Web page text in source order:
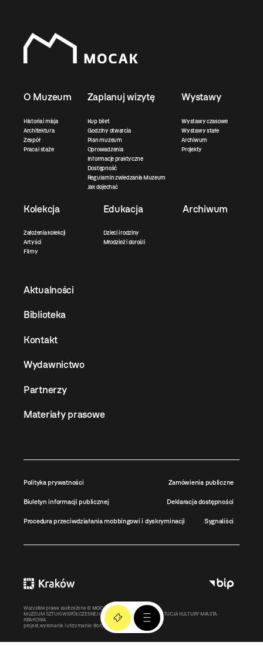
O Muzeum
Historia i misja
Architektura
Zespół
Praca i staże
Zaplanuj wizytę
Kup bilet
Godziny otwarcia
Plan muzeum
Oprowadzenia
Informacje praktyczne
Dostępność
Regulamin zwiedzania Muzeum
Jak dojechać
Wystawy
Wystawy czasowe
Wystawy stałe
Archiwum
Projekty
Kolekcja
Założenia kolekcji
Artyści
Filmy
Edukacja
Dzieci i rodziny
Młodzież i dorośli
Archiwum
Aktualności
Biblioteka
Kontakt
Wydawnictwo
Partnerzy
Materiały prasowe
Polityka prywatności Zamówienia publiczne
Biuletyn informacji publicznej Deklaracja dostępności
Procedura przeciwdziałania mobbingowi i dyskryminacji Sygnaliści
Wszystkie prawa zastrzeżone © MOCAK2011-2026
MUZEUM SZTUKI WSPÓŁCZESNEJ W KRAKOWIE MOCAK – INSTYTUCJA KULTURY MIASTA
KRAKOWA
projekt, wykonanie i utrzymanie: Bonjour.pl